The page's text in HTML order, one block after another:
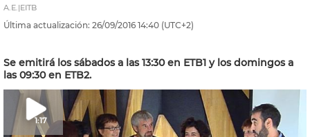
A.E.|EITB
Última actualización: 26/09/2016 14:40 (UTC+2)
Se emitirá los sábados a las 13:30 en ETB1 y los domingos a
las 09:30 en ETB2.
1:17